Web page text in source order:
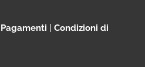
Pagamenti
Condizioni di